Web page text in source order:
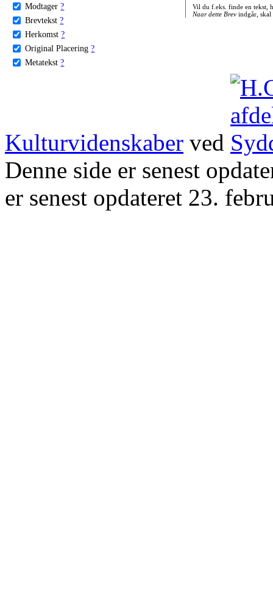
Modtager ?
Brevtekst ?
Herkomst ?
Original Placering ?
Metatekst ?
Vil du f.eks. finde en tekst,
Naar dette Brevindgår, skal
Kulturvidenskaber ved
Denne side er senest
er senest opdateret 23.